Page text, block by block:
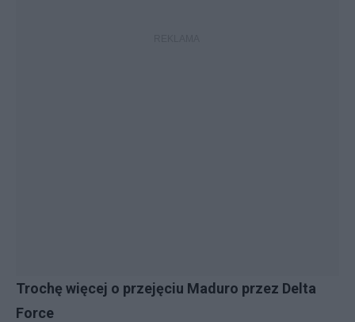
Trochę więcej o przejęciu Maduro przez Delta
Force